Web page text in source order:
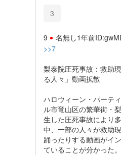
3
9 名無し1年前
>>7
梨泰院圧死事故：救助
る人々」動画拡散
ハロウィーン・パーテ
ル市竜山区の繁華街・
生した圧死事故により
中、一部の人々が救助
踊ったりする動画がイ
ていることが分かった。